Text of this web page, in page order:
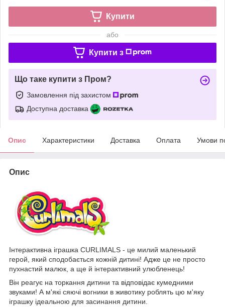
Купити
або
Купити з
Що таке купити з Пром?
Замовлення під захистом
Доступна доставка
Опис Характеристики Доставка Оплата Умови
Опис
Інтерактивна іграшка CURLIMALS - це милий маленький
герой, який сподобається кожній дитині! Адже це не просто
пухнастий малюк, а ще й інтерактивний улюбленець!
Він реагує на торкання дитини та відповідає кумедними
звуками! А м'які сяючі вогники в животику роблять цю м'яку
іграшку ідеальною для засинання дитини.